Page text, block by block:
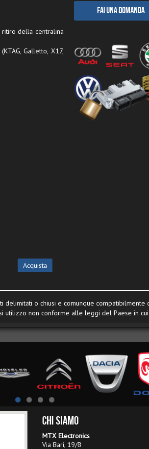
ritiro della centralina
Galletto, X17,
Fai una domanda
Acquista
o chiusi e comunque compatibilmente
utilizzo non conforme alle leggi del Paese in
Chi Siamo
MTX Electronics
Via Bari, 19/B